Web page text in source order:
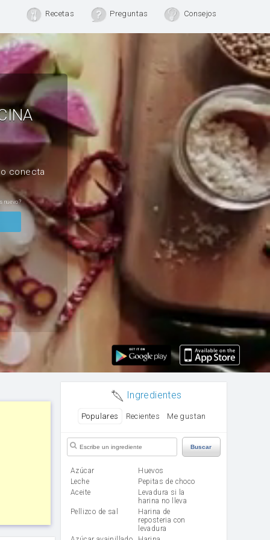
Recetas Preguntas Consejos
conecta
nuevo?
Ingredientes
Populares Recientes Me gustan
Buscar
Azúcar
huevos
leche
Pepitas de choco
aceite
Levadura si la
harina no lleva
Pellizco de sal
Harina de
reposteria con
levadura